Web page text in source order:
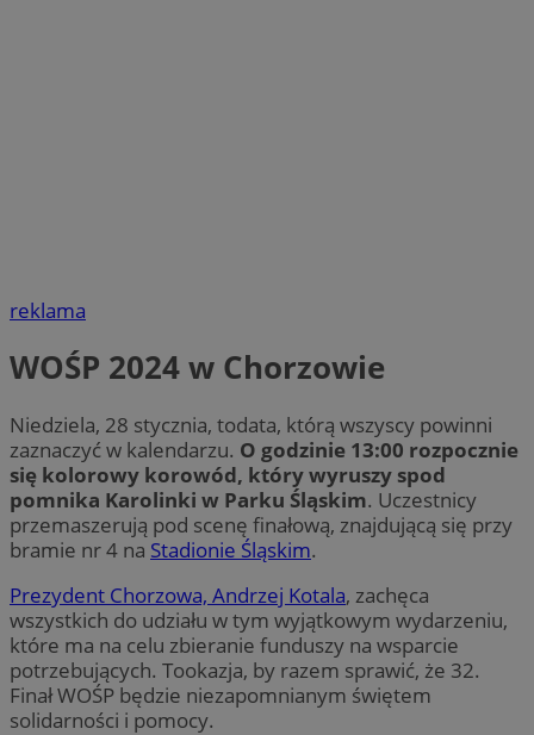
reklama
WOŚP 2024 w Chorzowie
Niedziela, 28 stycznia, todata, którą wszyscy powinni
zaznaczyć w kalendarzu. O godzinie 13:00 rozpocznie
się kolorowy korowód, który wyruszy spod
pomnika Karolinki w Parku Śląskim. Uczestnicy
przemaszerują pod scenę finałową, znajdującą się przy
bramie nr 4 na Stadionie Śląskim.
Prezydent Chorzowa, Andrzej Kotala, zachęca
wszystkich do udziału w tym wyjątkowym wydarzeniu,
które ma na celu zbieranie funduszy na wsparcie
potrzebujących. Tookazja, by razem sprawić, że 32.
Finał WOŚP będzie niezapomnianym świętem
solidarności i pomocy.